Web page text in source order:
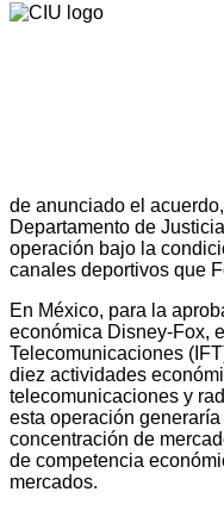
de anunciado el
Departamento de
operación bajo la
canales deportivos que
En México, para la
económica Disney-Fox,
Telecomunicaciones
diez actividades
telecomunicaciones y
esta operación
concentración de
de competencia
mercados.